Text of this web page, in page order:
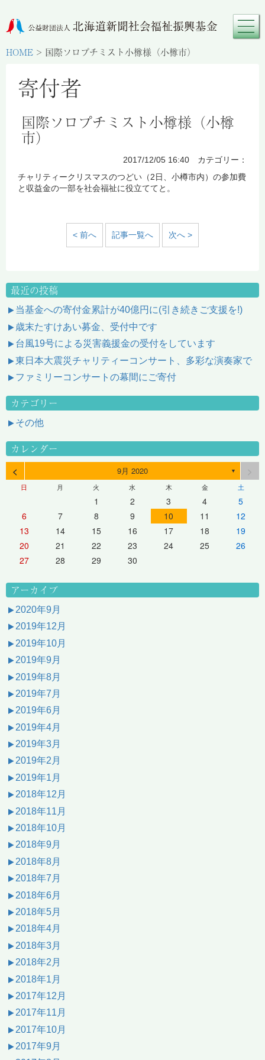
HOME > 国際ソロプチミスト小樽様（小樽市）
寄付者
国際ソロプチミスト小樽様（小樽
市）
2017/12/05 16:40 カテゴリー：
チャリティークリスマスのつどい（2日、小樽市内）の参加費
と収益金の一部を社会福祉に役立ててと。
< 前へ 記事一覧へ 次へ >
最近の投稿
当基金への寄付金累計が40億円に(引き続きご支援を!)
歳末たすけあい募金、受付中です
台風19号による災害義援金の受付をしています
東日本大震災チャリティーコンサート、多彩な演奏家で
ファミリーコンサートの幕間にご寄付
カテゴリー
その他
カレンダー
< 9月 2020 ▼
日 月 火 水 木 金 土
1 2 3 4
5
6
7 8 9 10 11
12
13
14 15 16 17 18
19
20
21 22 23 24 25
26
27
28 29 30
アーカイブ
2020年9月
2019年12月
2019年10月
2019年9月
2019年8月
2019年7月
2019年6月
2019年4月
2019年3月
2019年2月
2019年1月
2018年12月
2018年11月
2018年10月
2018年9月
2018年8月
2018年7月
2018年6月
2018年5月
2018年4月
2018年3月
2018年2月
2018年1月
2017年12月
2017年11月
2017年10月
2017年9月